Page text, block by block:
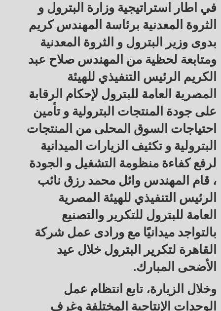
في اطار استراتيجية وزارة البترول و
الثروة المعدنية برئاسة المهندس كريم
بدوى وزير البترول و الثروة المعدنية
ومتابعة لحظية من المهندس صلاح عبد
الكريم الرئيس التنفيذي للهيئة
المصرية العامة للبترول لإحكام الرقابة
على جودة المنتجات البترولية و تأمين
احتياجات السوق المحلى من المنتجات
البترولية و تكثيف الزيارات الميدانية
لرفع كفاءة منظومة التشغيل و الجودة
، قام المهندس وائل محمد رزق نائب
الرئيس التنفيذي للهيئة المصرية
العامة للبترول للتكرير والتصنيع
بالتواجد ميدانيًا مع ورادى عمل شركة
القاهرة لتكرير البترول خلال عيد
الأضحى المبارك.
وخلال الزيارة، تابع انتظام عمل
الوحدات الإنتاجية المختلفة وغرف